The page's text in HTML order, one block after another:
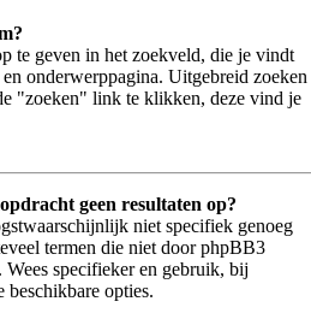
te geven in het zoekveld, die je vindt
onderwerppagina. Uitgebreid zoeken
"zoeken" link te klikken, deze vind je
geen resultaten op?
niet specifiek genoeg
termen die niet door phpBB3
Wees specifieker en gebruik, bij
beschikbare opties.